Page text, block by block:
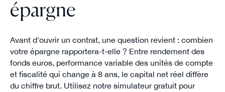
épargne
Avant d'ouvrir un contrat, une question revient : combien
votre épargne rapportera-t-elle ? Entre rendement des
fonds euros, performance variable des unités de compte
et fiscalité qui change à 8 ans, le capital net réel diffère
du chiffre brut. Utilisez notre simulateur gratuit pour